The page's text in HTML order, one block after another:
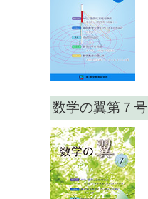
数学の翼第７号